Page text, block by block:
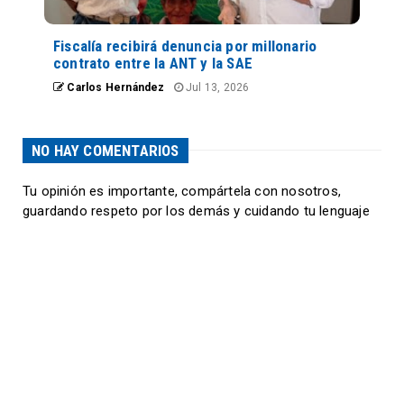
Fiscalía recibirá denuncia por millonario
contrato entre la ANT y la SAE
Carlos Hernández Jul 13, 2026
NO HAY COMENTARIOS
Tu opinión es importante, compártela con nosotros,
guardando respeto por los demás y cuidando tu lenguaje